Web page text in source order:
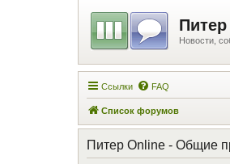
Новости,
Ссылки FAQ
Список форумов
Питер Online - Общие